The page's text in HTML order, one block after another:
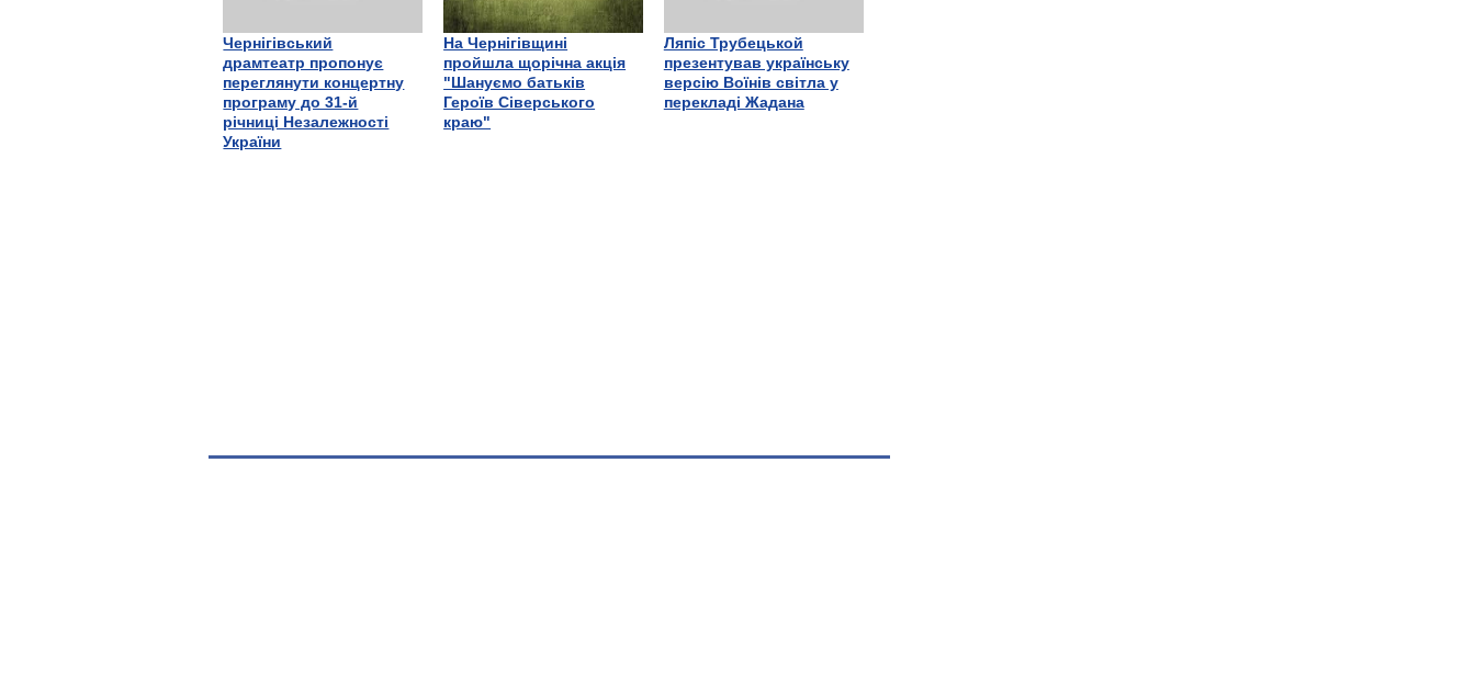
Чернігівський
драмтеатр пропонує
переглянути концертну
програму до 31-й
річниці Незалежності
України
На Чернігівщині
пройшла щорічна акція
"Шануємо батьків
Героїв Сіверського
краю"
Ляпіс Трубецькой
презентував українську
версію Воїнів світла у
перекладі Жадана